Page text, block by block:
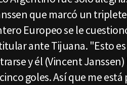
que marcó un
Europeo se le
ante Tijuana. "Esto
y él (Vincent Janssen)
goles. Así que me